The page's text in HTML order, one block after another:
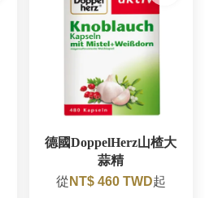
德國DoppelHerz山楂大
蒜精
從 NT$ 460 TWD起